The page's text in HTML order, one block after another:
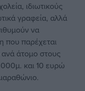
ιδιωτικούς
γραφεία, αλλά
να
που παρέχεται
άτομο στους
και 10 ευρώ